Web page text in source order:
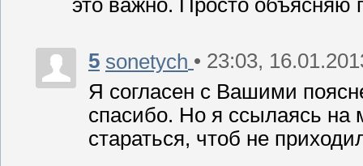
это важно. Просто объясняю
5 sonetych • 23:03,
Я согласен с Вашими
спасибо. Но я ссылаясь на
стараться, чтоб не